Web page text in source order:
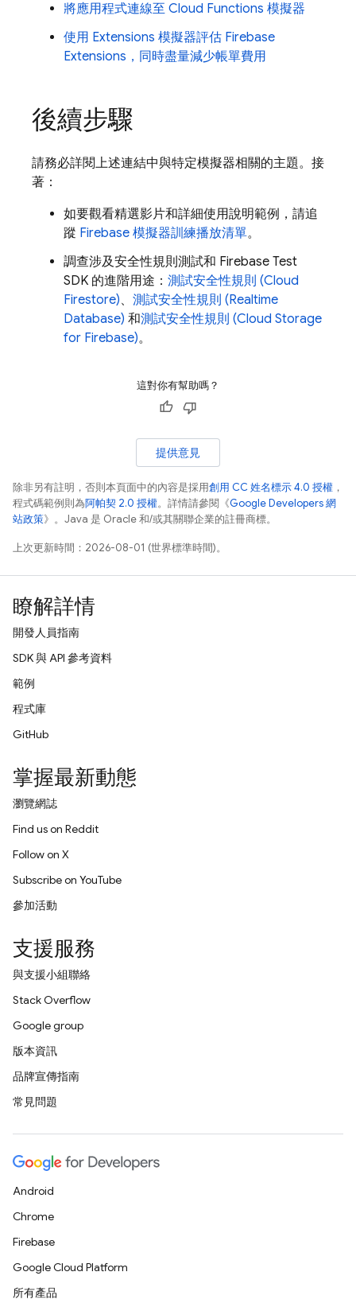
將應用程式連線至 Cloud Functions 模擬器
使用 Extensions 模擬器評估 Firebase
Extensions ，同時盡量減少帳單費用
後續步驟
請務必詳閱上述連結中與特定模擬器相關的主題。接
著：
如要觀看精選影片和詳細使用說明範例，請追
蹤 Firebase 模擬器訓練播放清單。
調查涉及安全性規則測試和 Firebase Test
SDK 的進階用途： 測試安全性規則 (Cloud
Firestore)、 測試安全性規則 (Realtime
Database) 和測試安全性規則 (Cloud Storage
for Firebase)。
這對你有幫助嗎？
提供意見
除非另有註明，否則本頁面中的內容是採用創用 CC 姓名標示 4.0 授權 ，
程式碼範例則為阿帕契 2.0 授權。詳情請參閱《Google Developers 網
站政策》。Java 是 Oracle 和/或其關聯企業的註冊商標。
上次更新時間：2026-08-01 (世界標準時間)。
瞭解詳情
開發人員指南
SDK 與 API 參考資料
範例
程式庫
GitHub
掌握最新動態
瀏覽網誌
Find us on Reddit
Follow on X
Subscribe on YouTube
參加活動
支援服務
與支援小組聯絡
Stack Overflow
Google group
版本資訊
品牌宣傳指南
常見問題
Android
Chrome
Firebase
Google Cloud Platform
所有產品